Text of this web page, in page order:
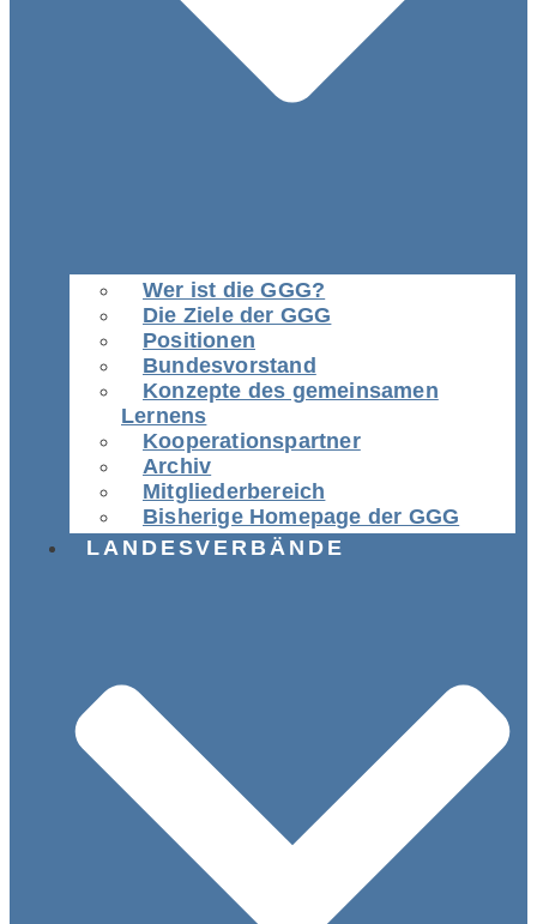
Wer ist die GGG?
Die Ziele der GGG
Positionen
Bundesvorstand
Konzepte des gemeinsamen
Lernens
Kooperationspartner
Archiv
Mitgliederbereich
Bisherige Homepage der GGG
LANDESVERBÄNDE